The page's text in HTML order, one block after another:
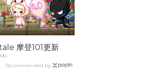
摩登101更新
Recommended by